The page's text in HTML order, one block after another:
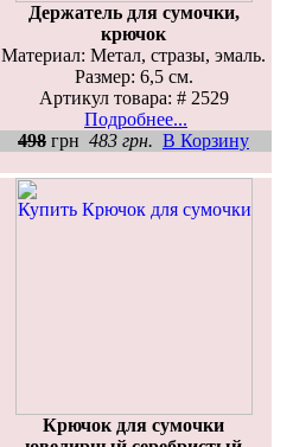
Держатель для сумочки,
крючок
Материал: Метал, стразы, эмаль.
Размер: 6,5 см.
Артикул товара: # 2529
Подробнее...
498 грн 483 грн. В Корзину
Крючок для сумочки